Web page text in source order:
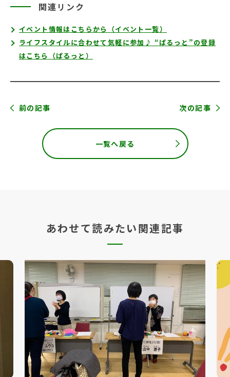
関連リンク
イベント情報はこちらから（イベント一覧）
ライフスタイルに合わせて気軽に参加♪ “ぱるっと”の登録
はこちら（ぱるっと）
前の記事 次の記事
一覧へ戻る
あわせて読みたい関連記事